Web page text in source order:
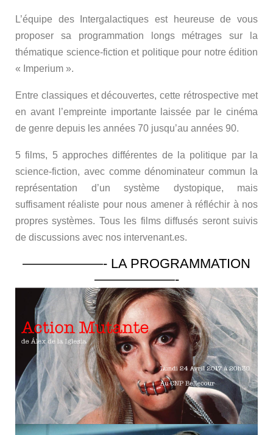
L’équipe des Intergalactiques est heureuse de vous
proposer sa programmation longs métrages sur la
thématique science-fiction et politique pour notre édition
« Imperium ».
Entre classiques et découvertes, cette rétrospective met
en avant l’empreinte importante laissée par le cinéma
de genre depuis les années 70 jusqu’au années 90.
5 films, 5 approches différentes de la politique par la
science-fiction, avec comme dénominateur commun la
représentation d’un système dystopique, mais
suffisament réaliste pour nous amener à réfléchir à nos
propres systèmes. Tous les films diffusés seront suivis
de discussions avec nos intervenant.es.
——————- LA PROGRAMMATION
——————-